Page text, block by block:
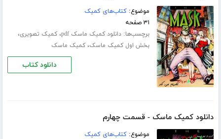
موضوع:کتاب‌های کمیک
۳۱ صفحه
برچسب‌ها:دانلود کمیک ماسک pdf ،کمیک تصویری،
بخش اول کمیک ماسک،کمیک ماسک
دانلود کتاب
دانلود کمیک ماسک - قسمت چهارم
موضوع:کتاب‌های کمیک